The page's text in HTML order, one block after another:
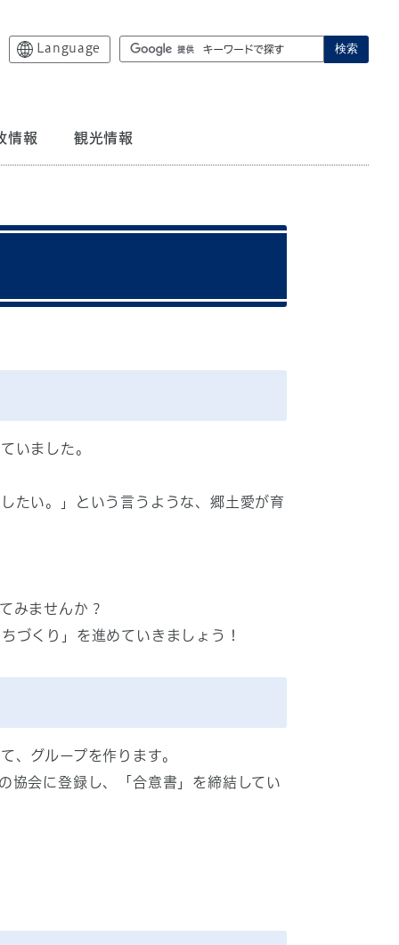
Language 検索
情報 観光情報
いました。
たい。」という言うような、郷土愛が育
みませんか？
づくり」を進めていきましょう！
、グループを作ります。
協会に登録し、「合意書」を締結してい